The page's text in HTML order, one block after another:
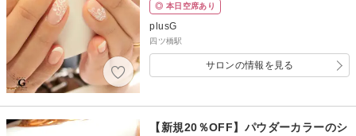
◎ 本日空席あり
plusG
四ツ橋駅
サロンの情報を見る
【新規20％OFF】パウダーカラーのシ